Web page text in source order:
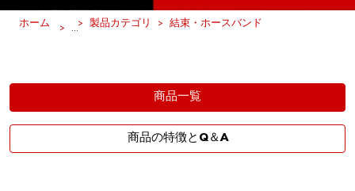
ホーム ... 製品カテゴリ 結束・ホースバンド
商品一覧
商品の特徴とQ＆A